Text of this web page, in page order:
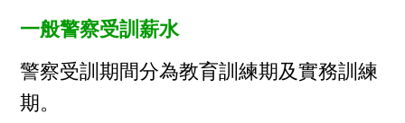
一般警察受訓薪水
警察受訓期間分為教育訓練期及實務訓練
期。